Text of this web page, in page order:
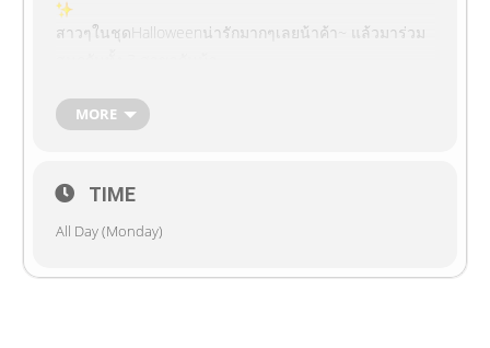
สาวๆในชุดHalloweenน่ารักมากๆเลยน้าค้า~ แล้วมาร่วม
MORE
TIME
All Day (Monday)